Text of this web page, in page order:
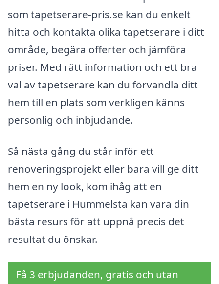
som tapetserare-pris.se kan du enkelt
hitta och kontakta olika tapetserare i ditt
område, begära offerter och jämföra
priser. Med rätt information och ett bra
val av tapetserare kan du förvandla ditt
hem till en plats som verkligen känns
personlig och inbjudande.
Så nästa gång du står inför ett
renoveringsprojekt eller bara vill ge ditt
hem en ny look, kom ihåg att en
tapetserare i Hummelsta kan vara din
bästa resurs för att uppnå precis det
resultat du önskar.
Få 3 erbjudanden, gratis och utan